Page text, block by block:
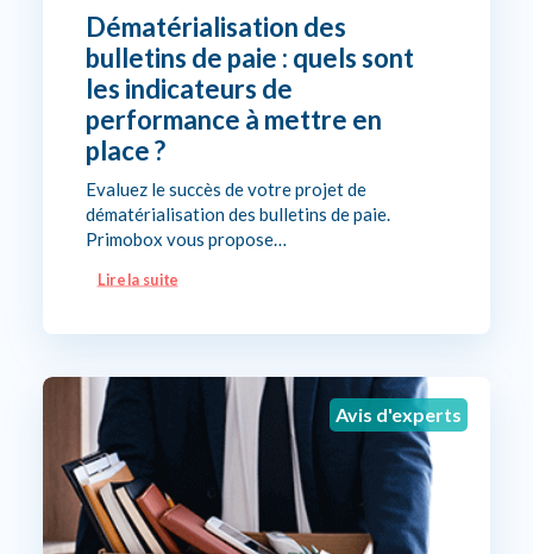
Dématérialisation des
bulletins de paie : quels sont
les indicateurs de
performance à mettre en
place ?
Evaluez le succès de votre projet de
dématérialisation des bulletins de paie.
Primobox vous propose…
Lire la suite
Avis d'experts